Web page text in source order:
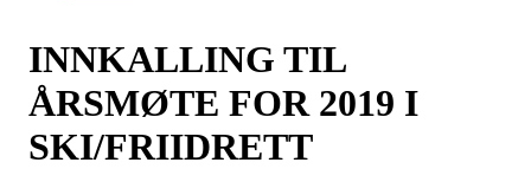
INNKALLING TIL
ÅRSMØTE FOR 2019 I
SKI/FRIIDRETT